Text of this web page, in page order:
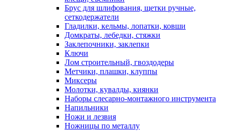
Брус для шлифования, щетки ручные,
сеткодержатели
Гладилки, кельмы, лопатки, ковши
Домкраты, лебедки, стяжки
Заклепочники, заклепки
Ключи
Лом строительный, гвоздодеры
Метчики, плашки, клуппы
Миксеры
Молотки, кувалды, киянки
Наборы слесарно-монтажного инструмента
Напильники
Ножи и лезвия
Ножницы по металлу